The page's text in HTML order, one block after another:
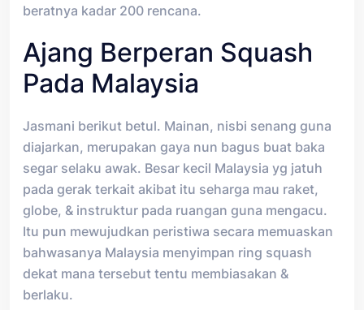
beratnya kadar 200 rencana.
Ajang Berperan Squash
Pada Malaysia
Jasmani berikut betul. Mainan, nisbi senang guna
diajarkan, merupakan gaya nun bagus buat baka
segar selaku awak. Besar kecil Malaysia yg jatuh
pada gerak terkait akibat itu seharga mau raket,
globe, & instruktur pada ruangan guna mengacu.
Itu pun mewujudkan peristiwa secara memuaskan
bahwasanya Malaysia menyimpan ring squash
dekat mana tersebut tentu membiasakan &
berlaku.